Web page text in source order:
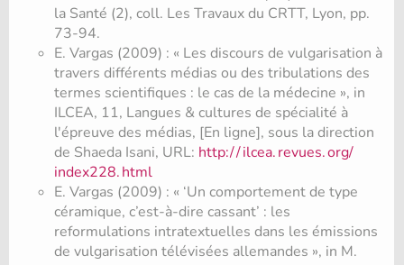
la Santé (2), coll. Les Travaux du CRTT, Lyon, pp.
73-94.
E. Vargas (2009) : « Les discours de vulgarisation à
travers différents médias ou des tribulations des
termes scientifiques : le cas de la médecine », in
ILCEA, 11, Langues & cultures de spécialité à
l'épreuve des médias, [En ligne], sous la direction
de Shaeda Isani, URL: http://ilcea.revues.org/
index228.html
E. Vargas (2009) : « ‘Un comportement de type
céramique, c’est-à-dire cassant’ : les
reformulations intratextuelles dans les émissions
de vulgarisation télévisées allemandes », in M.